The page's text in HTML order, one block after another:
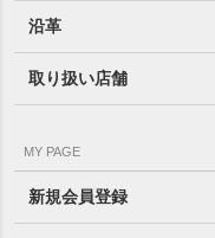
沿革
取り扱い店舗
MY PAGE
新規会員登録